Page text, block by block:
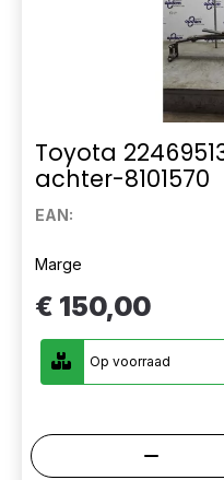
Toyota
achter-8101570
EAN:
Marge
€ 150,00
Op voorraad